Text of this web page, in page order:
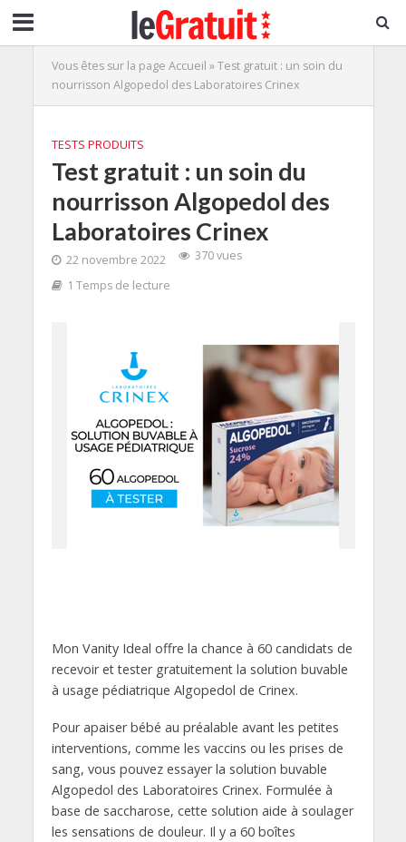
Vous êtes sur la page Accueil »Test gratuit : un soin du
nourrisson Algopedol des Laboratoires Crinex
TESTS PRODUITS
Test gratuit : un soin du
nourrisson Algopedol des
Laboratoires Crinex
22 novembre 2022
370 vues
1 Temps de lecture
Mon Vanity Ideal offre la chance à 60 candidats de
recevoir et tester gratuitement la solution buvable
à usage pédiatrique Algopedol de Crinex.
Pour apaiser bébé au préalable avant les petites
interventions, comme les vaccins ou les prises de
sang, vous pouvez essayer la solution buvable
Algopedol des Laboratoires Crinex. Formulée à
base de saccharose, cette solution aide à soulager
les sensations de douleur. Il y a 60 boîtes